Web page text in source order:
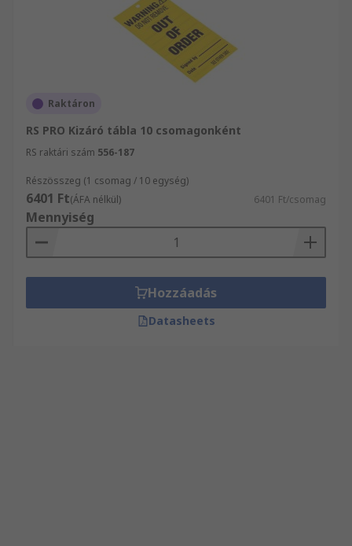
Raktáron
RS PRO Kizáró tábla 10 csomagonként
RS raktári szám 556-187
Részösszeg (1 csomag / 10 egység)
6401 Ft(ÁFA nélkül) 6401 Ft/csomag
Mennyiség
Hozzáadás
Datasheets